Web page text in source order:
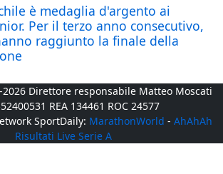
è medaglia d'argento ai
Per il terzo anno consecutivo,
raggiunto la finale della
Direttore responsabile Matteo Moscati
REA 134461 ROC 24577
SportDaily: MarathonWorld - AhAhAh
Risultati Live Serie A